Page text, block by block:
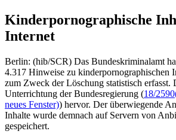
Kinderpornographische
Internet
Berlin: (hib/SCR) Das Bundeskriminalamt
4.317 Hinweise zu kinderpornographischen
zum Zweck der Löschung statistisch erfasst.
Unterrichtung der Bundesregierung (18/2590
neues Fenster)) hervor. Der überwiegende
Inhalte wurde demnach auf Servern von
gespeichert.